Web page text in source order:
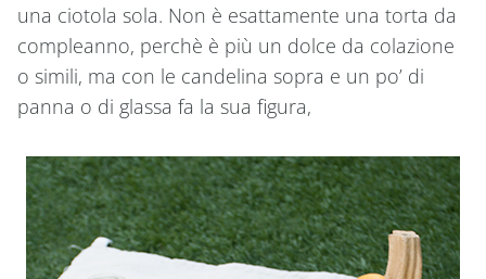
una ciotola sola. Non è esattamente una torta da
compleanno, perchè è più un dolce da colazione
o simili, ma con le candelina sopra e un po’ di
panna o di glassa fa la sua figura,